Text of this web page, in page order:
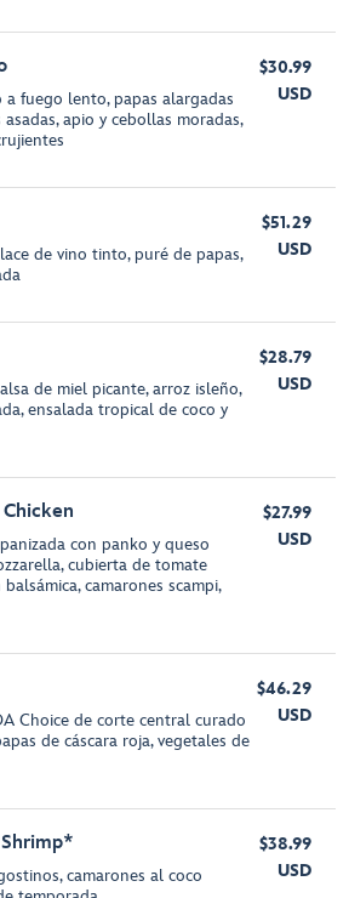
fuego lento, papas alargadas
apio y cebollas moradas,
$30.99
USD
de vino tinto, puré de papas,
$51.29
USD
de miel picante, arroz isleño,
ensalada tropical de coco y
$28.79
USD
con panko y queso
cubierta de tomate
camarones scampi,
$27.99
USD
Choice de corte central curado
de cáscara roja, vegetales de
$46.29
USD
camarones al coco
$38.99
USD